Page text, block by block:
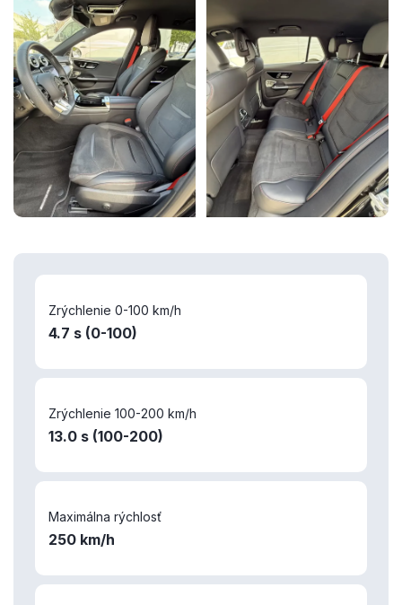
Zrýchlenie 0-100 km/h
4.7 s (0-100)
Zrýchlenie 100-200 km/h
13.0 s (100-200)
Maximálna rýchlosť
250 km/h